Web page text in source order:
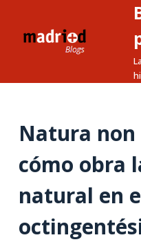
a
n
e
Natura
cómo obra
natural en